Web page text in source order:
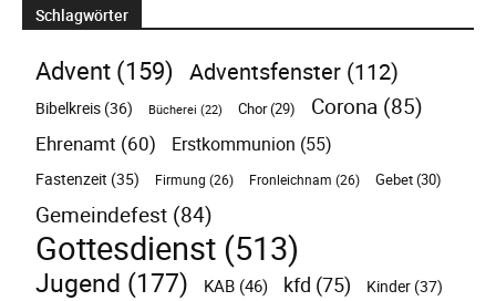
Schlagwörter
Advent(159) Adventsfenster (112)
Bibelkreis (36) Bücherei (22) Chor(29) Corona (85)
Ehrenamt (60) Erstkommunion (55)
Fastenzeit (35) Firmung (26) Fronleichnam (26) Gebet(30)
Gemeindefest (84)
Gottesdienst (513)
Jugend (177) KAB (46) kfd (75) Kinder (37)